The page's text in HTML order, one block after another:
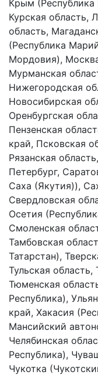
Крым (Республика
Курская область,
область,
(Республика
Мордовия),
Мурманская
Нижегородская
Новосибирская
Оренбургская
Пензенская
край, Псковская
Рязанская
Петербург,
Саха (Якутия)),
Свердловская
Осетия
Смоленская
Тамбовская
Татарстан),
Тульская
Тюменская
Республика),
край, Хакасия
Мансийский
Челябинская
Республика),
Чукотка